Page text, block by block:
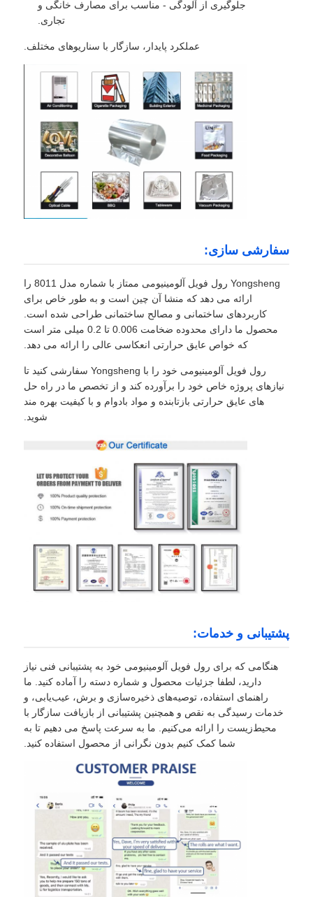
پانل های لانه زنبوری آلومینیوم
لانه زنبوری آلومینیومی
جلوگیری از آلودگی - مناسب برای مصارف خانگی و
تجاری.
عملکرد پایدار، سازگار با سناریوهای مختلف.
سفارشی سازی:
Yongsheng رول فویل آلومینیومی ممتاز با شماره مدل 8011 را
ارائه می دهد که منشا آن چین است و به طور خاص برای
کاربردهای ساختمانی و مصالح ساختمانی طراحی شده است.
محصول ما دارای محدوده ضخامت 0.006 تا 0.2 میلی متر است
که خواص عایق حرارتی انعکاسی عالی را ارائه می دهد.
رول فویل آلومینیومی خود را با Yongsheng سفارشی کنید تا
نیازهای پروژه خاص خود را برآورده کند و از تخصص ما در راه حل
های عایق حرارتی بازتابنده و مواد بادوام و با کیفیت بهره مند
شوید.
پشتیبانی و خدمات:
هنگامی که برای رول فویل آلومینیومی خود به پشتیبانی فنی نیاز
دارید، لطفا جزئیات محصول و شماره دسته را آماده کنید. ما
راهنمای استفاده، توصیه‌های ذخیره‌سازی و برش، عیب‌یابی، و
خدمات رسیدگی به نقص و همچنین پشتیبانی از بازیافت سازگار با
محیط‌زیست را ارائه می‌کنیم. ما به سرعت پاسخ می دهیم تا به
شما کمک کنیم بدون نگرانی از محصول استفاده کنید.